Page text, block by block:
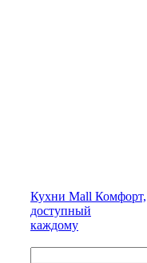
Кухни Mall Комфорт,
доступный
каждому